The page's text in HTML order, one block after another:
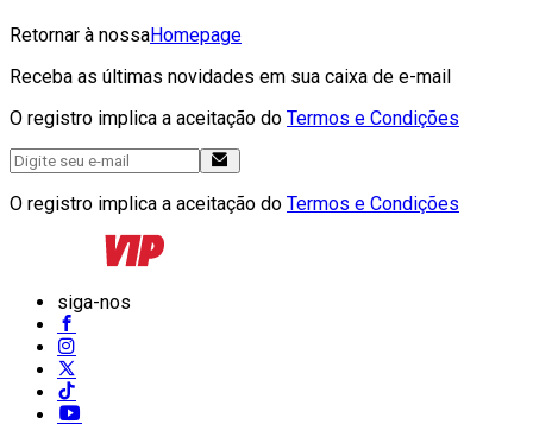
Retornar à nossaHomepage
Receba as últimas novidades em sua caixa de e-mail
O registro implica a aceitação do Termos e Condições
O registro implica a aceitação do Termos e Condições
siga-nos